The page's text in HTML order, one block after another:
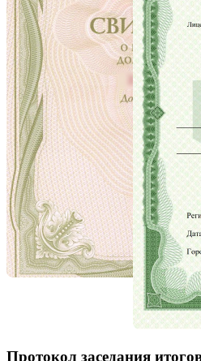
Протокол заседания